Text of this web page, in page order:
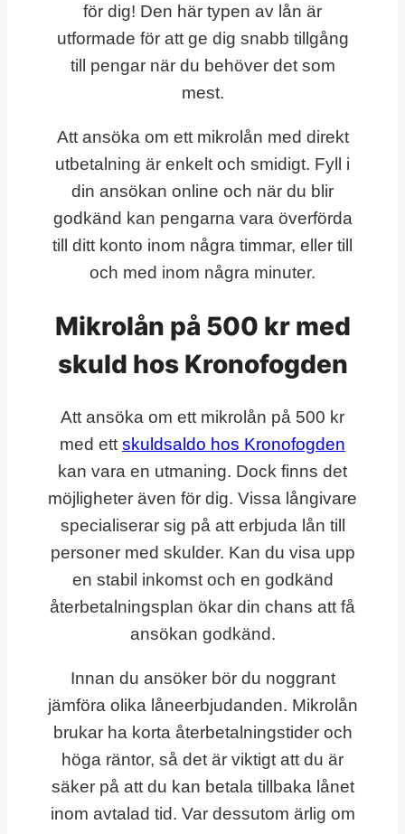
för dig! Den här typen av lån är
utformade för att ge dig snabb tillgång
till pengar när du behöver det som
mest.
Att ansöka om ett mikrolån med direkt
utbetalning är enkelt och smidigt. Fyll i
din ansökan online och när du blir
godkänd kan pengarna vara överförda
till ditt konto inom några timmar, eller till
och med inom några minuter.
Mikrolån på 500 kr med
skuld hos Kronofogden
Att ansöka om ett mikrolån på 500 kr
med ett skuldsaldo hos Kronofogden
kan vara en utmaning. Dock finns det
möjligheter även för dig. Vissa långivare
specialiserar sig på att erbjuda lån till
personer med skulder. Kan du visa upp
en stabil inkomst och en godkänd
återbetalningsplan ökar din chans att få
ansökan godkänd.
Innan du ansöker bör du noggrant
jämföra olika låneerbjudanden. Mikrolån
brukar ha korta återbetalningstider och
höga räntor, så det är viktigt att du är
säker på att du kan betala tillbaka lånet
inom avtalad tid. Var dessutom ärlig om